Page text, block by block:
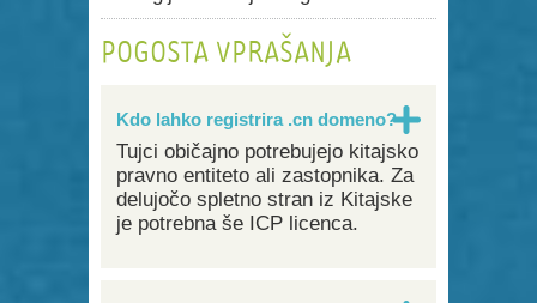
POGOSTA VPRAŠANJA
Kdo lahko registrira .cn domeno?
Tujci običajno potrebujejo kitajsko
pravno entiteto ali zastopnika. Za
delujočo spletno stran iz Kitajske
je potrebna še ICP licenca.